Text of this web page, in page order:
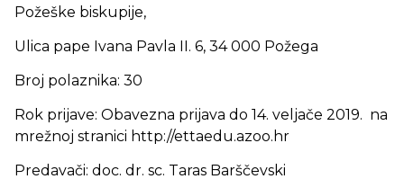
Požeške biskupije,
Ulica pape Ivana Pavla II. 6, 34 000 Požega
Broj polaznika: 30
Rok prijave: Obavezna prijava do 14. veljače 2019. na
mrežnoj stranici http://ettaedu.azoo.hr
Predavači: doc. dr. sc. Taras Barščevski